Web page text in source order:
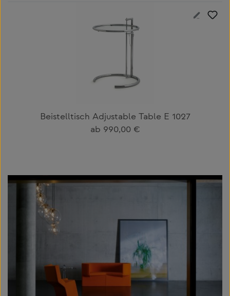
Beistelltisch Adjustable Table E 1027
Regulärer Preis:
ab 990,00 €